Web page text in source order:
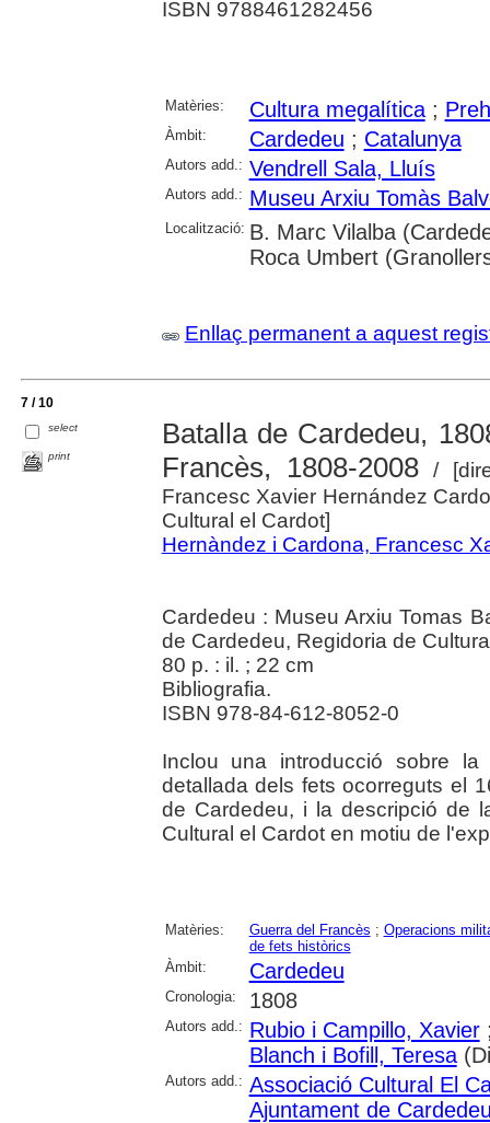
ISBN 9788461282456
Matèries: Cultura megalítica;
Àmbit: Cardedeu ; Catalunya
Autors add.: Vendrell Sala, Lluís
Autors add.: Museu Arxiu Tomàs
Localització: B. Marc Vilalba
Roca Umbert
Enllaç permanent a aquest
7 / 10
select
print
Batalla de Cardedeu,
Francès, 1808-2008 /
Francesc Xavier Hernández
Cultural el Cardot]
Hernàndez i Cardona, Francesc
Cardedeu : Museu Arxiu Tomas
de Cardedeu, Regidoria de
80 p. : il. ; 22 cm
Bibliografia.
ISBN 978-84-612-8052-0
Inclou una introducció sobre
detallada dels fets ocorreguts el
de Cardedeu, i la descripció de
Cultural el Cardot en motiu de
Matèries: Guerra del Francès ; Operacions
de fets històrics
Àmbit:
Cardedeu
Cronologia: 1808
Autors add.: Rubio i Campillo, Xavier
Blanch i Bofill, Teresa
Autors add.: Associació Cultural El
Ajuntament de